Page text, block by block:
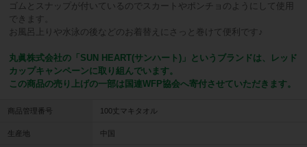
ゴムとスナップが付いているのでスカートやポンチョのようにして使用
できます。
お風呂上りや水泳の後などのお着替えにさっと巻けて便利です♪
丸眞株式会社の「SUN HEART(サンハート)」というブランドは、レッド
カップキャンペーンに取り組んでいます。
この商品の売り上げの一部は国連WFP協会へ寄付させていただきます。
商品管理番号 100丈マキタオル
生産地 中国